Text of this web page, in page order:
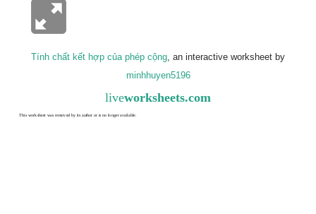
Tính chất kết hợp của phép cộng , an interactive worksheet by
minhhuyen5196
liveworksheets.com